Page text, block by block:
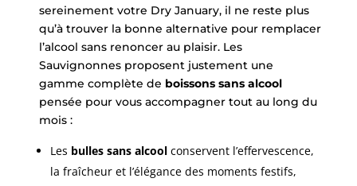
sereinement votre Dry January, il ne reste plus
qu’à trouver la bonne alternative pour remplacer
l’alcool sans renoncer au plaisir. Les
Sauvignonnes proposent justement une
gamme complète de boissons sans alcool
pensée pour vous accompagner tout au long du
mois :
Les bulles sans alcoolconservent l’effervescence,
la fraîcheur et l’élégance des moments festifs,